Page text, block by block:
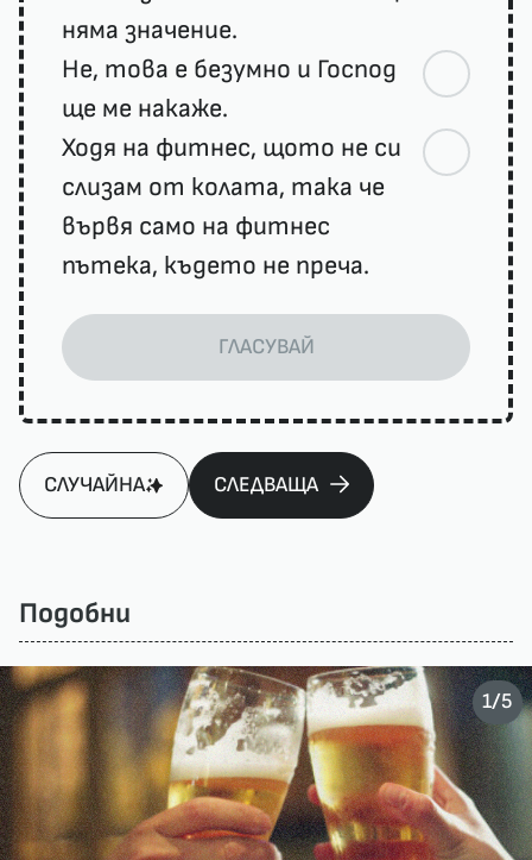
няма значение.
Не, това е безумно и Господ
ще ме накаже.
Ходя на фитнес, щото не си
слизам от колата, така че
вървя само на фитнес
пътека, където не преча.
ГЛАСУВАЙ
СЛУЧАЙНА СЛЕДВАЩА
Подобни
1/5